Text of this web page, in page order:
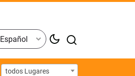
Español
todos Lugares